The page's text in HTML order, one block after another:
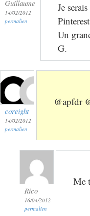
Guillaume
14/02/2012
permalien
Je
Un
G.
coreight
14/02/2012
permalien
@apfdr
Rico
16/04/2012
permalien
Me